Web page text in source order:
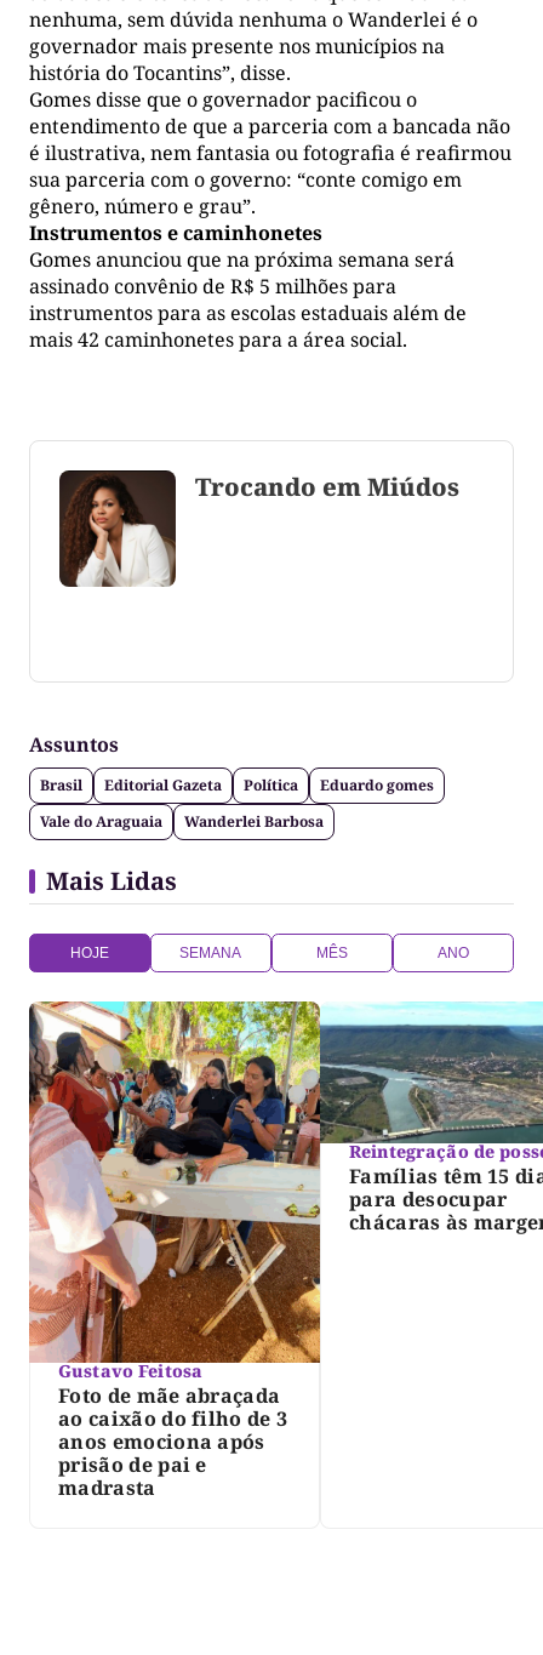
nenhuma, sem dúvida nenhuma o Wanderlei é o
governador mais presente nos municípios na
história do Tocantins”, disse.
Gomes disse que o governador pacificou o
entendimento de que a parceria com a bancada não
é ilustrativa, nem fantasia ou fotografia é reafirmou
sua parceria com o governo: “conte comigo em
gênero, número e grau”.
Instrumentos e caminhonetes
Gomes anunciou que na próxima semana será
assinado convênio de R$ 5 milhões para
instrumentos para as escolas estaduais além de
mais 42 caminhonetes para a área social.
Trocando em Miúdos
consultora de comunicação. CEO Editora-Chefe da
político e anti-fake!
Assuntos
Brasil Editorial Gazeta Política
Eduardo gomes
Vale do Araguaia
Wanderlei Barbosa
Mais Lidas
HOJE SEMANA MÊS ANO
Gustavo Feitosa
Foto de mãe abraçada
ao caixão do filho de 3
anos emociona após
prisão de pai e
madrasta
Reintegração de
Famílias têm 15
para desocupar
chácaras às